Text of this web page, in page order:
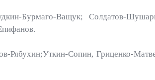
Бурмаго-Ващук; Солдатов-
Сопин, Гриценко-